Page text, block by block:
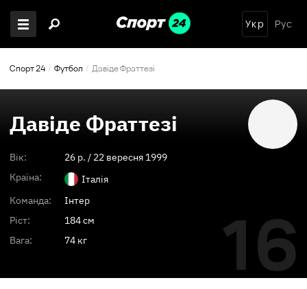
Укр Рус
Спорт 24 Футбол Давіде Фраттезі
Давіде Фраттезі
Вік: 26 p. / 22 вересня 1999
Країна:
Італія
Команда:
Інтер
Ріст:
184 см
Вага:
74 кг 16